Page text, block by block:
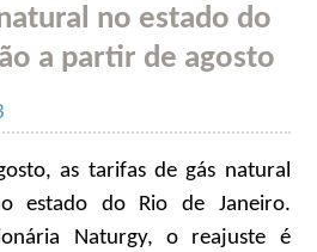
no estado do
a partir de agosto
as tarifas de gás natural
estado do Rio de Janeiro.
Naturgy, o reajuste é